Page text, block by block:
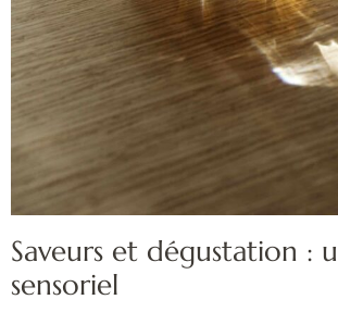
Saveurs et dégustation :
sensoriel